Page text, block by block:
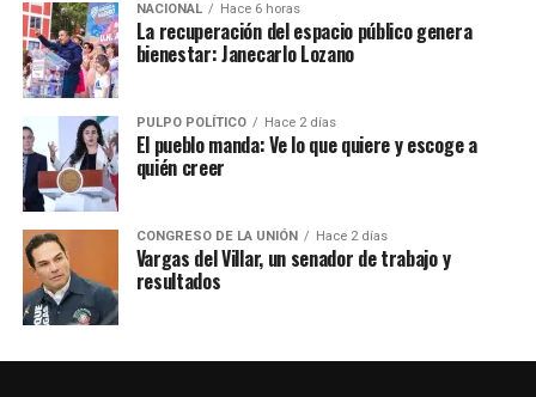
NACIONAL Hace 6 horas
La recuperación del espacio público genera
bienestar: Janecarlo Lozano
PULPO POLÍTICO Hace 2 días
El pueblo manda: Ve lo que quiere y escoge a
quién creer
CONGRESO DE LA UNIÓN Hace 2 días
Vargas del Villar, un senador de trabajo y
resultados